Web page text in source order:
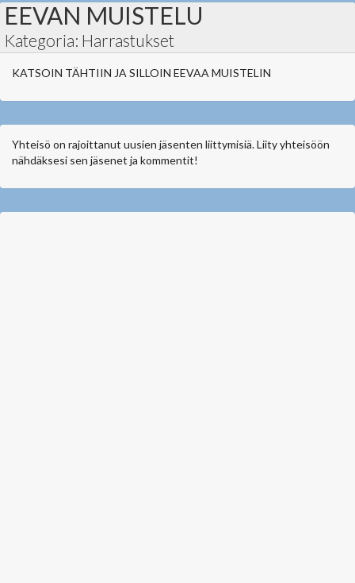
EEVAN MUISTELU
Kategoria: Harrastukset
KATSOIN TÄHTIIN JA SILLOIN EEVAA MUISTELIN
Yhteisö on rajoittanut uusien jäsenten liittymisiä. Liity yhteisöön
nähdäksesi sen jäsenet ja kommentit!